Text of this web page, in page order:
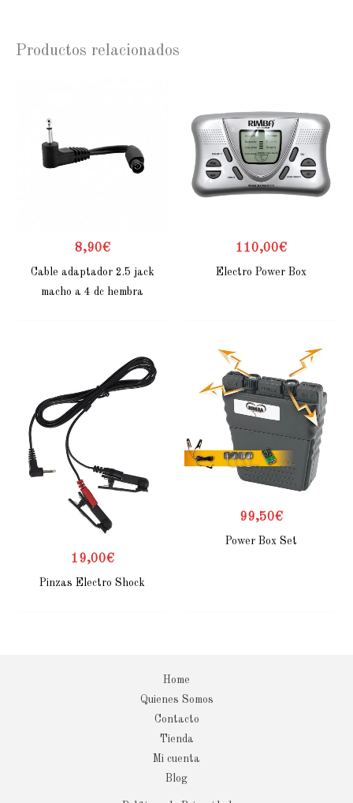
Productos relacionados
8,90€
Cable adaptador 2.5 jack
macho a 4 dc hembra
110,00€
Electro Power Box
19,00€
Pinzas Electro Shock
99,50€
Power Box Set
Home
Quienes Somos
Contacto
Tienda
Mi cuenta
Blog